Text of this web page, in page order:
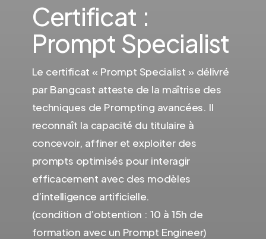
Certificat :
Prompt Specialist
Le certificat « Prompt Specialist » délivré
par Bangcast atteste de la maîtrise des
techniques de Prompting avancées. Il
reconnaît la capacité du titulaire à
concevoir, affiner et exploiter des
prompts optimisés pour interagir
efficacement avec des modèles
d’intelligence artificielle.
(condition d’obtention : 10 à 15h de
formation avec un Prompt Engineer)